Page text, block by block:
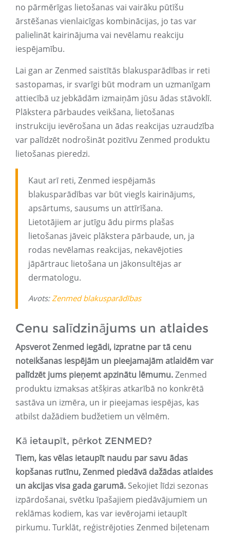
no pārmērīgas lietošanas vai vairāku pūtīšu
ārstēšanas vienlaicīgas kombinācijas, jo tas var
palielināt kairinājuma vai nevēlamu reakciju
iespējamību.
Lai gan ar Zenmed saistītās blakusparādības ir reti
sastopamas, ir svarīgi būt modram un uzmanīgam
attiecībā uz jebkādām izmaiņām jūsu ādas stāvoklī.
Plākstera pārbaudes veikšana, lietošanas
instrukciju ievērošana un ādas reakcijas uzraudzība
var palīdzēt nodrošināt pozitīvu Zenmed produktu
lietošanas pieredzi.
Kaut arī reti, Zenmed iespējamās
blakusparādības var būt viegls kairinājums,
apsārtums, sausums un attīrīšana.
Lietotājiem ar jutīgu ādu pirms plašas
lietošanas jāveic plākstera pārbaude, un, ja
rodas nevēlamas reakcijas, nekavējoties
jāpārtrauc lietošana un jākonsultējas ar
dermatologu.
Avots:Zenmed blakusparādības
Cenu salīdzinājums un atlaides
Apsverot Zenmed iegādi, izpratne par tā cenu
noteikšanas iespējām un pieejamajām atlaidēm var
palīdzēt jums pieņemt apzinātu lēmumu.Zenmed
produktu izmaksas atšķiras atkarībā no konkrētā
sastāva un izmēra, un ir pieejamas iespējas, kas
atbilst dažādiem budžetiem un vēlmēm.
Kā ietaupīt, pērkot ZENMED?
Tiem, kas vēlas ietaupīt naudu par savu ādas
kopšanas rutīnu, Zenmed piedāvā dažādas atlaides
un akcijas visa gada garumā. Sekojiet līdzi sezonas
izpārdošanai, svētku īpašajiem piedāvājumiem un
reklāmas kodiem, kas var ievērojami ietaupīt
pirkumu. Turklāt, reģistrējoties Zenmed biļetenam